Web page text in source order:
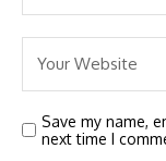
Save my name,
next time I